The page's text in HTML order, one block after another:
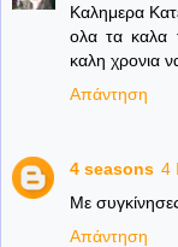
Καλημερα
ολα τα καλα
καλη χρονια
Απάντηση
4 seasons 4
Με
Απάντηση